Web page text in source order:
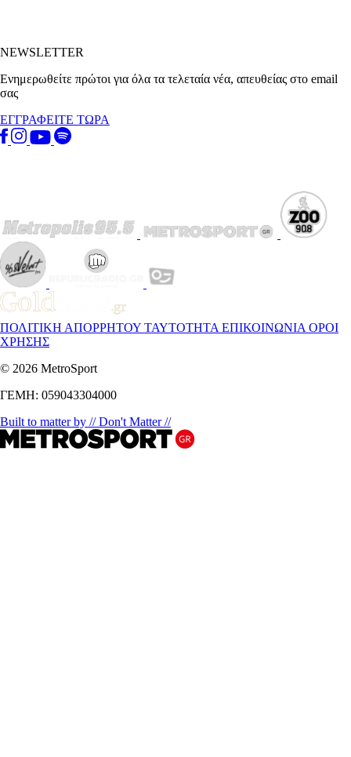
NEWSLETTER
Ενημερωθείτε πρώτοι για όλα τα τελεταία νέα, απευθείας στο email
σας
ΕΓΓΡΑΦΕΙΤΕ ΤΩΡΑ
ΠΟΛΙΤΙΚΗ ΑΠΟΡΡΗΤΟΥ ΤΑΥΤΟΤΗΤΑ ΕΠΙΚΟΙΝΩΝΙΑ ΟΡΟΙ
ΧΡΗΣΗΣ
© 2026 MetroSport
ΓΕΜΗ: 059043304000
Built to matter by // Don't Matter //